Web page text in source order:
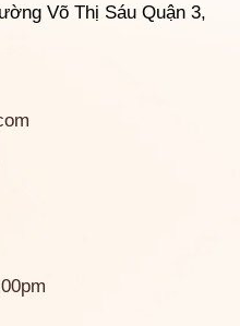
Võ Thị Sáu Quận 3,